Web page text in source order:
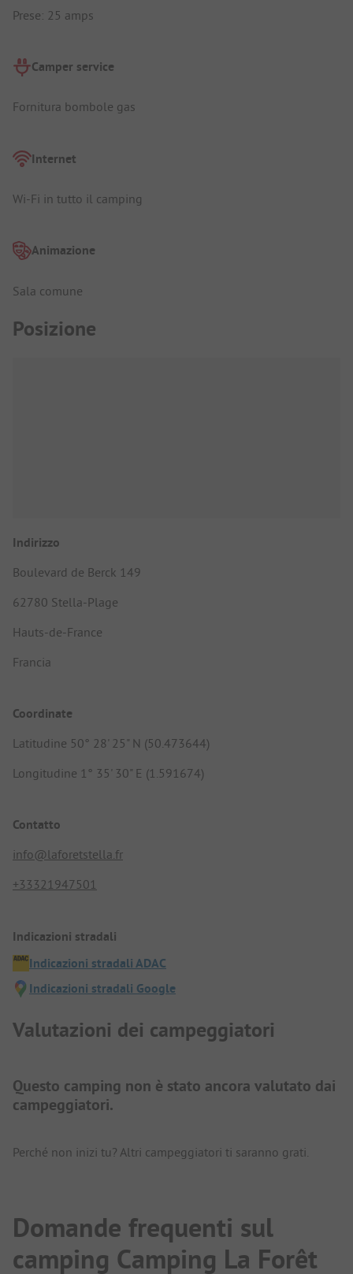
Prese: 25 amps
Camper service
Fornitura bombole gas
Internet
Wi-Fi in tutto il camping
Animazione
Sala comune
Posizione
Indirizzo
Boulevard de Berck 149
62780 Stella-Plage
Hauts-de-France
Francia
Coordinate
Latitudine 50° 28' 25" N (50.473644)
Longitudine 1° 35' 30" E (1.591674)
Contatto
info@laforetstella.fr
+33321947501
Indicazioni stradali
Indicazioni stradali ADAC
Indicazioni stradali Google
Valutazioni dei campeggiatori
Questo camping non è stato ancora valutato dai
campeggiatori.
Perché non inizi tu? Altri campeggiatori ti saranno grati.
Domande frequenti sul
camping Camping La Forêt